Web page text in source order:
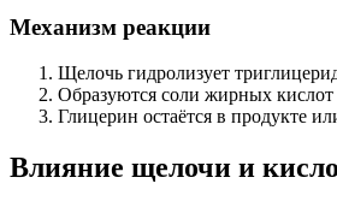
Механизм реакции
Щелочь гидролизует
Образуются соли жирных
Глицерин остаётся в продукте
Влияние щелочи и